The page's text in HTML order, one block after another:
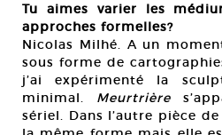
Tu aimes varier les
approches formelles?
Nicolas Milhé. A un
sous forme de
j’ai expérimenté la
minimal. Meurtrière
sériel. Dans l’autre pièce